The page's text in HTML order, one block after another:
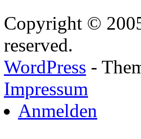
Copyright ©
reserved.
WordPress -
Impressum
Anmelden